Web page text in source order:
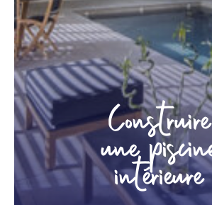
Construire
une
intérieure